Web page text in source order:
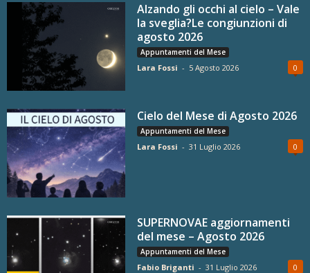
Alzando gli occhi al cielo – Vale
la sveglia?Le congiunzioni di
agosto 2026
Appuntamenti del Mese
Lara Fossi - 5 Agosto 2026 0
Cielo del Mese di Agosto 2026
Appuntamenti del Mese
Lara Fossi - 31 Luglio 2026 0
SUPERNOVAE aggiornamenti
del mese – Agosto 2026
Appuntamenti del Mese
Fabio Briganti - 31 Luglio 2026 0